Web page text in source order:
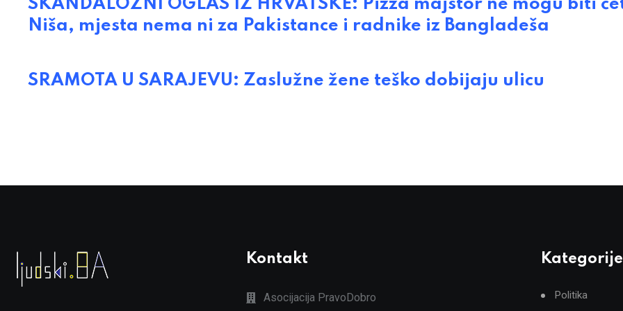
SKANDALOZNI OGLAS IZ HRVATSKE: Pizza majstor ne mogu biti
Niša, mjesta nema ni za Pakistance i radnike iz Bangladeša
SRAMOTA U SARAJEVU: Zaslužne žene teško dobijaju ulicu
Kontakt
Asocijacija PravoDobro
Kategorije
Politika